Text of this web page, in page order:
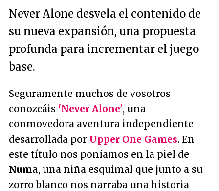
Never Alone desvela el contenido de
su nueva expansión, una propuesta
profunda para incrementar el juego
base.
Seguramente muchos de vosotros
conozcáis 'Never Alone', una
conmovedora aventura independiente
desarrollada por Upper One Games. En
este título nos poníamos en la piel de
Numa, una niña esquimal que junto a su
zorro blanco nos narraba una historia